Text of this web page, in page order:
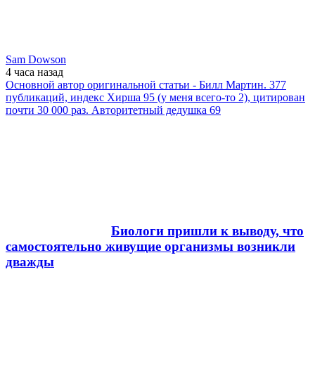
Sam Dowson
4 часа назад
Основной автор оригинальной статьи - Билл Мартин. 377
публикаций, индекс Хирша 95 (у меня всего-то 2), цитирован
почти 30 000 раз. Авторитетный дедушка 69
Биологи пришли к выводу, что
самостоятельно живущие организмы возникли
дважды